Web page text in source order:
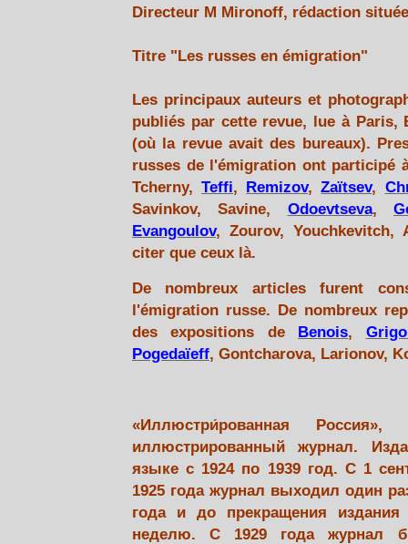
Directeur M Mironoff, rédaction
Titre "Les russes en émigration"
Les principaux auteurs et
publiés par cette revue, lue à Paris,
(où la revue avait des bureaux).
russes de l'émigration ont participé
Tcherny,Teffi, Remizov,Zaïtsev,
Savinkov, Savine, Odoevtseva,
Evangoulov, Zourov,
citer que ceux là.
De nombreux articles furent
l'émigration russe. De nombreux
des expositions de Benois,
Pogedaïeff, Gontcharova, Larionov,
«Иллюстри́рованная Россия»,
иллюстрированный журнал.
языке с 1924 по 1939 год. С 1
1925 года журнал выходил один
года и до прекращения
неделю. С 1929 года журнал